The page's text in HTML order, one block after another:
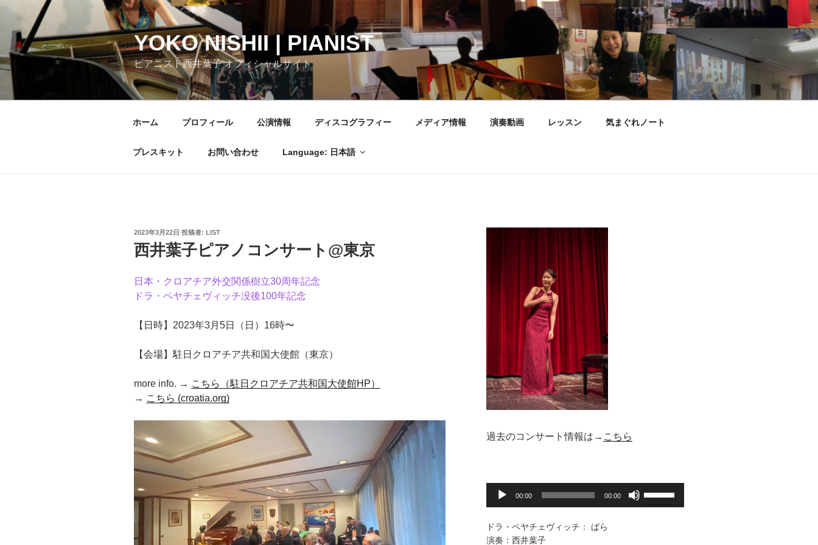
コ
ン
ツ
YOKO NISHII | PIANIST
ピアニスト西井葉子 オフィシャルサイト
ホーム プロフィール 公演情報 ディスコグラフィー メディア情報 演奏動画 レッスン 気まぐれノート
プレスキット お問い合わせ Language: 日本語
投
稿
日:
2023年3月22日 投稿者: LIST
西井葉子ピアノコンサート@東京
日本・クロアチア外交関係樹立30周年記念
ドラ・ペヤチェヴィッチ没後100年記念
【日時】2023年3月5日（日）16時〜
【会場】駐日クロアチア共和国大使館（東京）
more info. → こちら（駐日クロアチア共和国大使館HP）
→ こちら (croatia.org)
過去のコンサート情報は→ こちら
レ
ー
00:00 00:00
ドラ・ペヤチェヴィッチ： ばら
演奏：西井葉子